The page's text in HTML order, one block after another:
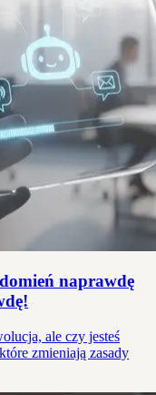
naprawdę
ale czy jesteś
zmieniają zasady